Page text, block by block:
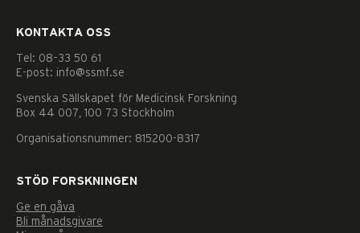
KONTAKTA OSS
Tel: 08–33 50 61
E-post: info@ssmf.se
Svenska Sällskapet för Medicinsk Forskning
Box 44 007, 100 73 Stockholm
Organisationsnummer: 815200-8317
STÖD FORSKNINGEN
Ge en gåva
Bli månadsgivare
Nödvändiga